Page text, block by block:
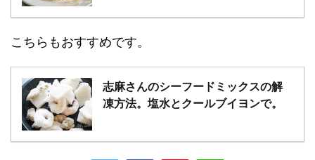
こちらもおすすめです。
志麻さんのシーフードミックスの解
凍方法。塩水とクールブイヨンで。